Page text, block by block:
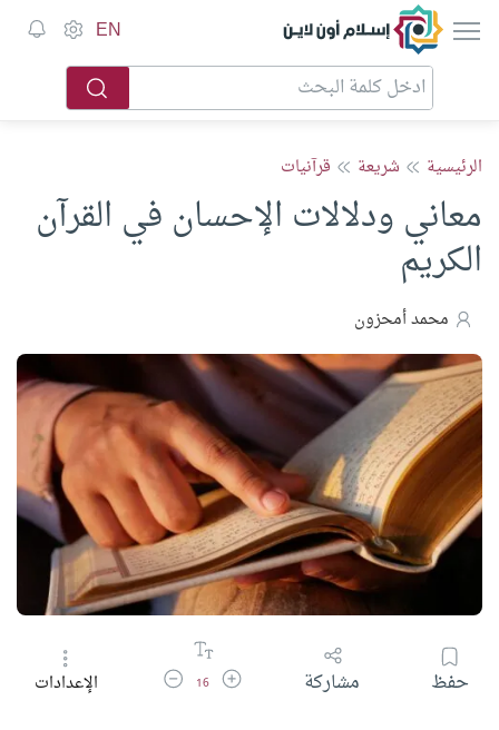
إسلام أون لاين EN
الرئيسية شريعة قرآنيات
معاني ودلالات الإحسان في القرآن
الكريم
محمد أمحزون
حفظ مشاركة زيادة حجم الخط
16 تقليل حجم الخطالإعدادات